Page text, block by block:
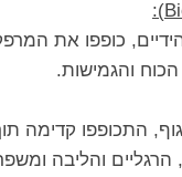
כופפו את
והגמישות.
התכופפו קדימה
והליבה